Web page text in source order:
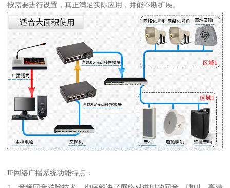
按需要进行设置，真正满足实际应用，并能不断扩展。
IP网络广播系统功能特点：